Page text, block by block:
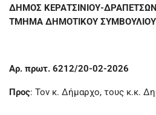
ΔΗΜΟΣ ΚΕΡΑΤΣΙΝΙΟΥ-
ΤΜΗΜΑ ΔΗΜΟΤΙΚΟΥ ΣΥΜΒΟΥΛΙΟΥ
Αρ. πρωτ. 6212/20-02-2026
Προς: Τον κ. Δήμαρχο, τους κ.κ.